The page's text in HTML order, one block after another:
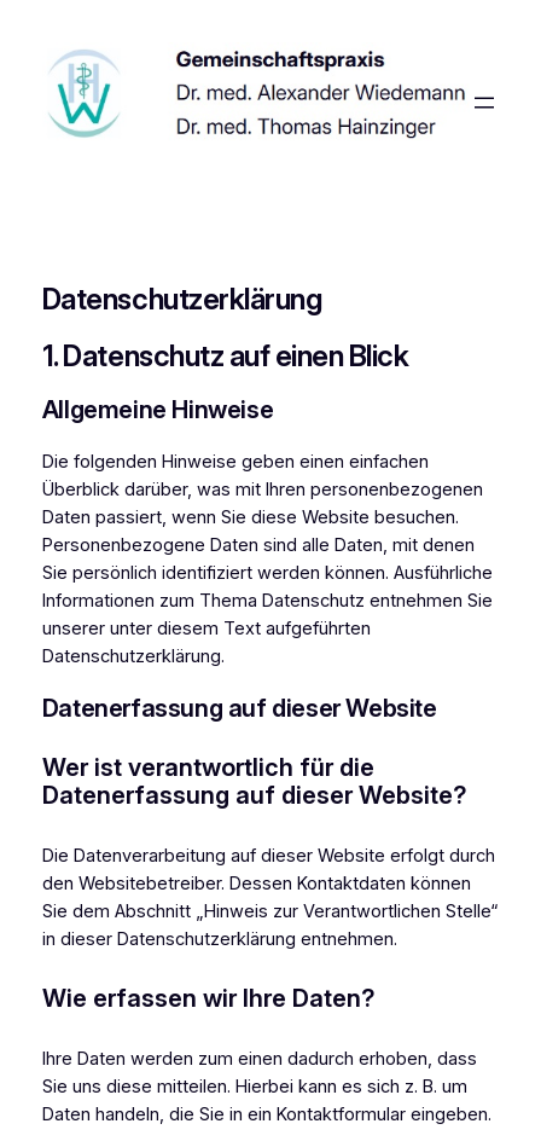
springen
Datenschutz­erklärung
1. Datenschutz auf einen Blick
Allgemeine Hinweise
Die folgenden Hinweise geben einen einfachen
Überblick darüber, was mit Ihren personenbezogenen
Daten passiert, wenn Sie diese Website besuchen.
Personenbezogene Daten sind alle Daten, mit denen
Sie persönlich identifiziert werden können. Ausführliche
Informationen zum Thema Datenschutz entnehmen Sie
unserer unter diesem Text aufgeführten
Datenschutzerklärung.
Datenerfassung auf dieser Website
Wer ist verantwortlich für die
Datenerfassung auf dieser Website?
Die Datenverarbeitung auf dieser Website erfolgt durch
den Websitebetreiber. Dessen Kontaktdaten können
Sie dem Abschnitt „Hinweis zur Verantwortlichen Stelle“
in dieser Datenschutzerklärung entnehmen.
Wie erfassen wir Ihre Daten?
Ihre Daten werden zum einen dadurch erhoben, dass
Sie uns diese mitteilen. Hierbei kann es sich z. B. um
Daten handeln, die Sie in ein Kontaktformular eingeben.